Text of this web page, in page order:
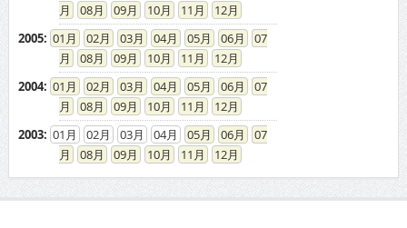
08
09 10 11
12
2005: 01 02 03 04 05 06
07
08
09 10 11
12
2004: 01 02 03 04 05 06
07
08
09 10 11
12
2003: 01 02 03 04 05 06
07
08
09 10 11 12